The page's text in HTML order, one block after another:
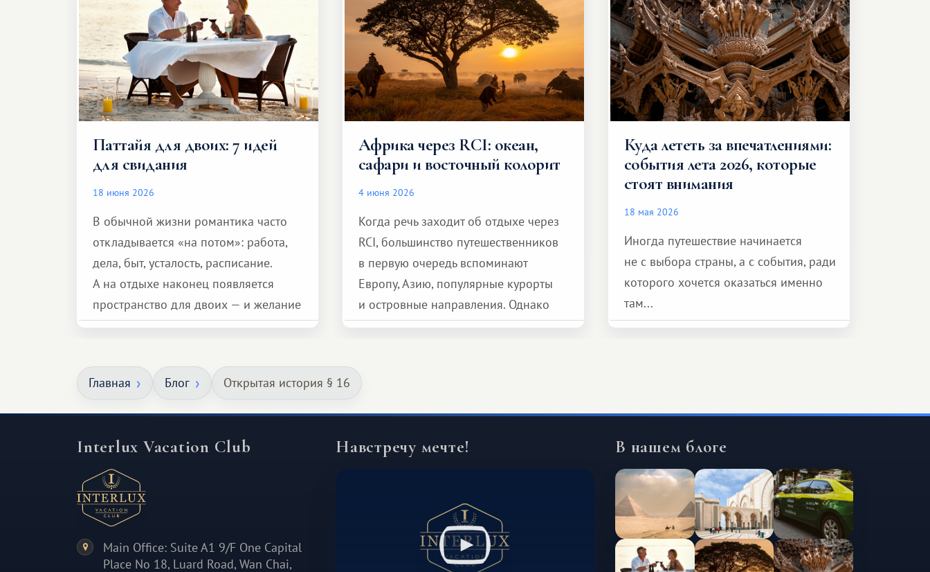
Паттайя для двоих: 7 идей
для свидания
18 июня 2026
В обычной жизни романтика часто
откладывается «на потом»: работа,
дела, быт, усталость, расписание.
А на отдыхе наконец появляется
пространство для двоих — и желание
сделать для близкого человека что-то
масштабное, но тёплое
и запоминающееся :)
Африка через RCI: океан,
сафари и восточный колорит
4 июня 2026
Когда речь заходит об отдыхе через
RCI, большинство путешественников
в первую очередь вспоминают
Европу, Азию, популярные курорты
и островные направления. Однако
возможности обменной системы
способен подарить совершенно иной
Куда лететь за впечатлениями:
события лета 2026, которые
стоят внимания
18 мая 2026
Иногда путешествие начинается
не с выбора страны, а с события, ради
которого хочется оказаться именно
там...
Главная Блог Открытая история § 16
Interlux Vacation Club
Main Office: Suite A1 9/F One Capital
Place No 18, Luard Road, Wan Chai,
Навстречу мечте! В нашем блоге